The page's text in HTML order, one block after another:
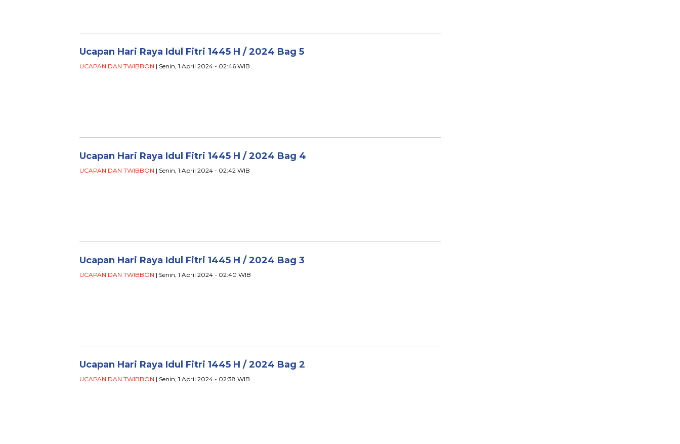
Ucapan Hari Raya Idul Fitri 1445 H / 2024 Bag 5
UCAPAN DAN TWIBBON | Senin, 1 April 2024 - 02:46 WIB
Ucapan Hari Raya Idul Fitri 1445 H / 2024 Bag 4
UCAPAN DAN TWIBBON | Senin, 1 April 2024 - 02:42 WIB
Ucapan Hari Raya Idul Fitri 1445 H / 2024 Bag 3
UCAPAN DAN TWIBBON | Senin, 1 April 2024 - 02:40 WIB
Ucapan Hari Raya Idul Fitri 1445 H / 2024 Bag 2
UCAPAN DAN TWIBBON | Senin, 1 April 2024 - 02:38 WIB